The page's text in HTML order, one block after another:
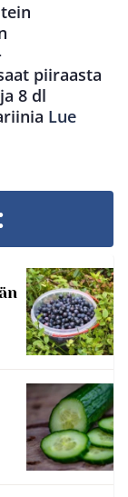
piiraasta
8 dl
Lue